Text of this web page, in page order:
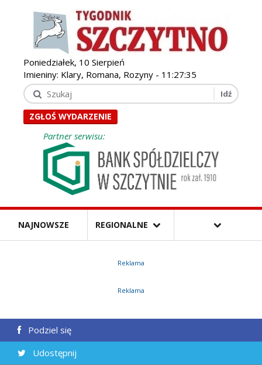
Poniedziałek, 10 Sierpień
Imieniny: Klary, Romana, Rozyny - 11:27:36
ZGŁOŚ WYDARZENIE
Partner serwisu:
NAJNOWSZE REGIONALNE
Reklama
Reklama
Podziel się
Udostępnij